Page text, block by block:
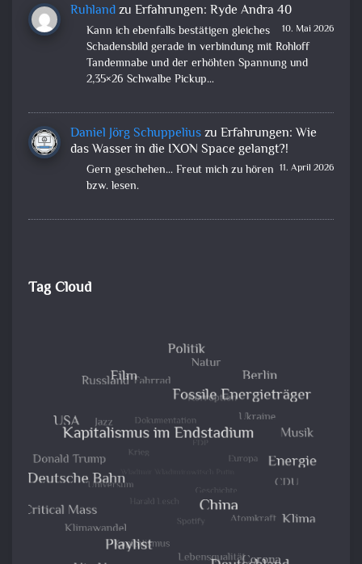
Ruhlandzu Erfahrungen: Ryde Andra 40
10. Mai 2026
Kann ich ebenfalls bestätigen gleiches
Schadensbild gerade in verbindung mit Rohloff
Tandemnabe und der erhöhten Spannung und
2,35×26 Schwalbe Pickup…
Daniel Jörg Schuppeliuszu Erfahrungen: Wie
das Wasser in die IXON Space gelangt?!
11. April 2026
Gern geschehen... Freut mich zu hören
bzw. lesen.
Tag Cloud